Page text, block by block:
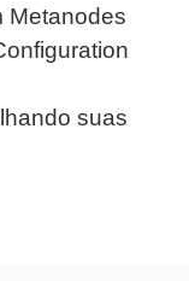
Metanodes
suas